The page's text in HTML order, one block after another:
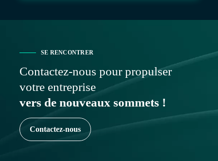
SE RENCONTRER
Contactez-nous pour propulser
votre entreprise
vers de nouveaux sommets !
Contactez-nous